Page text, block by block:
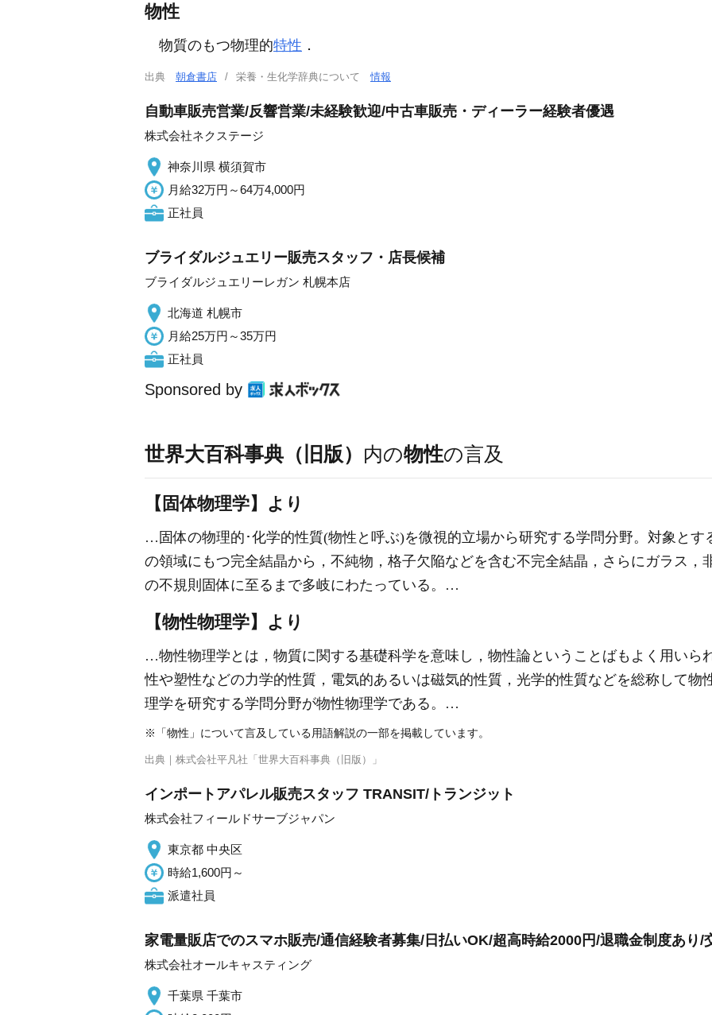
物性
物質のもつ物理的特性 ．
出典 朝倉書店 栄養・生化学辞典について情報
自動車販売営業/反響営業/未経験歓迎/中古車販売・ディーラー経験者優遇
株式会社ネクステージ
神奈川県 横須賀市
月給32万円～64万4,000円
正社員
ブライダルジュエリー販売スタッフ・店長候補
ブライダルジュエリーレガン 札幌本店
北海道 札幌市
月給25万円～35万円
正社員
Sponsored by
世界大百科事典（旧版） 内の物性の言及
【固体物理学】より
…固体の物理的･化学的性質(物性と呼ぶ)を微視的立場から研究する学問分野。対象とす
の領域にもつ完全結晶から，不純物，格子欠陥などを含む不完全結晶，さらにガラス，
の不規則固体に至るまで多岐にわたっている。…
【物性物理学】より
…物性物理学とは，物質に関する基礎科学を意味し，物性論ということばもよく用いら
性や塑性などの力学的性質，電気的あるいは磁気的性質，光学的性質などを総称して物
理学を研究する学問分野が物性物理学である。…
※「物性」について言及している用語解説の一部を掲載しています。
出典｜ 株式会社平凡社「世界大百科事典（旧版）」
インポートアパレル販売スタッフ TRANSIT/トランジット
株式会社フィールドサーブジャパン
東京都 中央区
時給1,600円～
派遣社員
家電量販店でのスマホ販売/通信経験者募集/日払いOK/超高時給2000円/退職金制度あり/
株式会社オールキャスティング
千葉県 千葉市